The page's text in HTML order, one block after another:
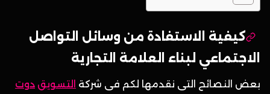
كيفية الاستفادة من وسائل التواصل
الاجتماعي لبناء العلامة التجارية
بعض النصائح التى نقدمها لكم فى شركة التسويق دوت